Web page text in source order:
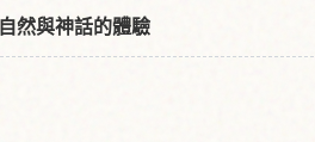
然與神話的體驗